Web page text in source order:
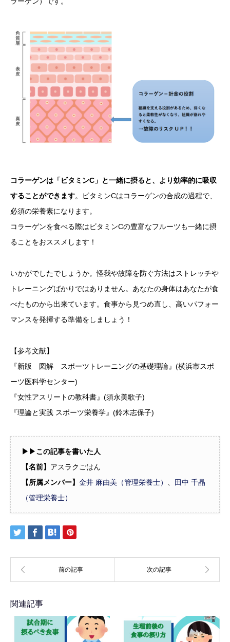
コラーゲンは「ビタミンC」と一緒に摂ると、より効率的に吸収
することができます。ビタミンCはコラーゲンの合成の過程で、
必須の栄養素になります。
コラーゲンを食べる際はビタミンCの豊富なフルーツも一緒に摂
ることをおススメします！
いかがでしたでしょうか。怪我や故障を防ぐ方法はストレッチや
トレーニングばかりではありません。あなたの身体はあなたが食
べたものから出来ています。食事から見つめ直し、高いパフォー
マンスを発揮する準備をしましょう！
【参考文献】
『新版 図解 スポーツトレーニングの基礎理論』(横浜市スポ
ーツ医科学センター)
『女性アスリートの教科書』(須永美歌子)
『理論と実践 スポーツ栄養学』(鈴木志保子)
▶︎▶︎この記事を書いた人
【名前】 アスラクごはん
【所属メンバー】 金井 麻由美（管理栄養士）
田中 千晶
（管理栄養士）
関連記事